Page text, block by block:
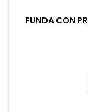
FUNDA CON